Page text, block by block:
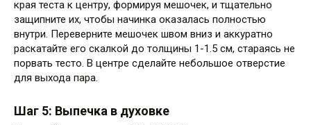
края теста к центру, формируя мешочек, и тщательно
защипните их, чтобы начинка оказалась полностью
внутри. Переверните мешочек швом вниз и аккуратно
раскатайте его скалкой до толщины 1-1.5 см, стараясь не
порвать тесто. В центре сделайте небольшое отверстие
для выхода пара.
Шаг 5: Выпечка в духовке